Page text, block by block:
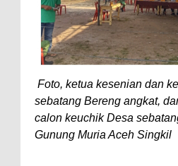
Foto, ketua kesenian dan
sebatang Bereng angkat,
calon keuchik Desa
Gunung Muria Aceh Singkil